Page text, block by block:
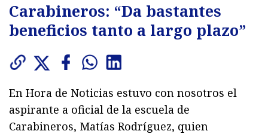
Carabineros: “Da bastantes
beneficios tanto a largo plazo”
En Hora de Noticias estuvo con nosotros el
aspirante a oficial de la escuela de
Carabineros, Matías Rodríguez, quien